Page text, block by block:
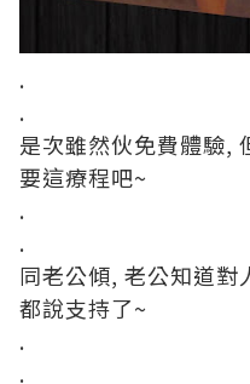
.
.
是次雖然伙免費體驗,
要這療程吧~
.
.
同老公傾, 老公知道對
都說支持了~
.
.